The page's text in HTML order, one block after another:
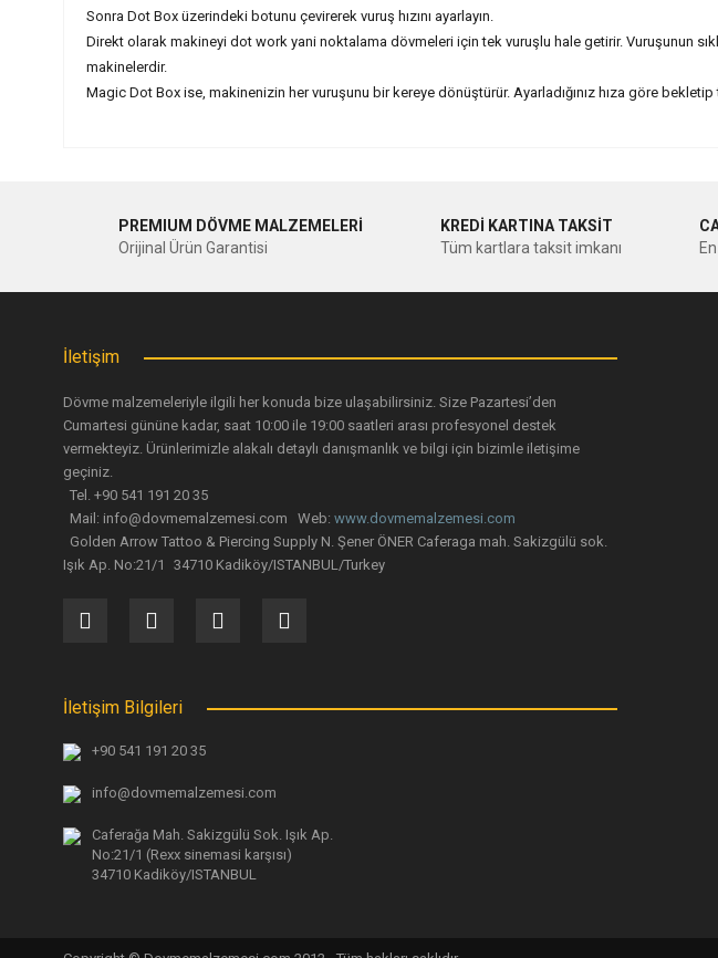
Sonra Dot Box üzerindeki botunu çevirerek vuruş hızını ayarlayın.
Direkt olarak makineyi dot work yani noktalama dövmeleri için tek vuruşlu hale getirir. Vuruşunun
makinelerdir.
Magic Dot Box ise, makinenizin her vuruşunu bir kereye dönüştürür. Ayarladığınız hıza göre
Ürün resmi kalitesiz, bozuk veya görüntülenemiyor.
PREMIUM DÖVME MALZEMELERİ
Orijinal Ürün Garantisi
KREDİ KARTINA TAKSİT
Tüm kartlara taksit imkanı
İletişim
Dövme malzemeleriyle ilgili her konuda bize ulaşabilirsiniz. Size Pazartesi’den
Cumartesi gününe kadar, saat 10:00 ile 19:00 saatleri arası profesyonel destek
vermekteyiz. Ürünlerimizle alakalı detaylı danışmanlık ve bilgi için bizimle iletişime
geçiniz.
Tel. +90 541 191 20 35
Mail: info@dovmemalzemesi.com Web: www.dovmemalzemesi.com
Golden Arrow Tattoo & Piercing Supply N. Şener ÖNER Caferaga mah. Sakizgülü sok.
Işık Ap. No:21/1 34710 Kadiköy/ISTANBUL/Turkey
İletişim Bilgileri
+90 541 191 20 35
info@dovmemalzemesi.com
Caferağa Mah. Sakizgülü Sok. Işık Ap.
No:21/1 (Rexx sinemasi karşısı)
34710 Kadiköy/ISTANBUL